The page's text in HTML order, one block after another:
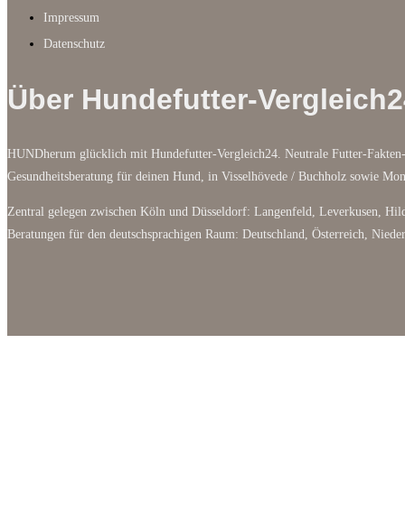
Impressum
Datenschutz
Über Hundefutter-
HUNDherum glücklich mit Hundefutter-Vergleich24. Neutrale Futter-
Gesundheitsberatung für deinen Hund, in Visselhövede / Buchholz sowie
Zentral gelegen zwischen Köln und Düsseldorf: Langenfeld, Leverkusen,
Beratungen für den deutschsprachigen Raum: Deutschland, Österreich,